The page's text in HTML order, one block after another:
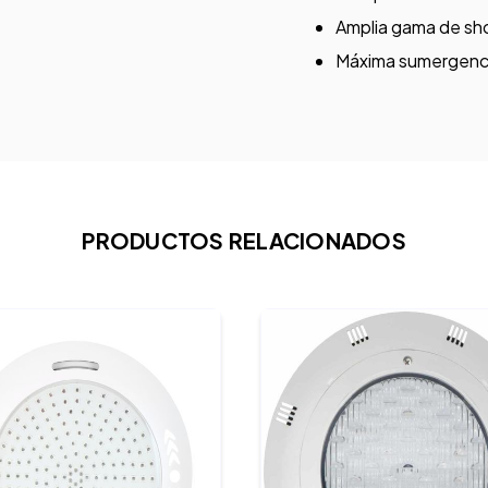
Amplia gama de
Máxima
PRODUCTOS RELACIONADOS